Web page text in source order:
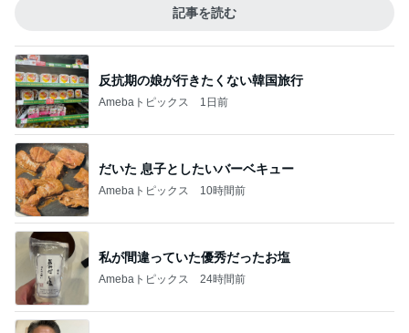
記事を読む
反抗期の娘が行きたくない韓国旅行
Amebaトピックス 1日前
だいた 息子としたいバーベキュー
Amebaトピックス 10時間前
私が間違っていた優秀だったお塩
Amebaトピックス 24時間前